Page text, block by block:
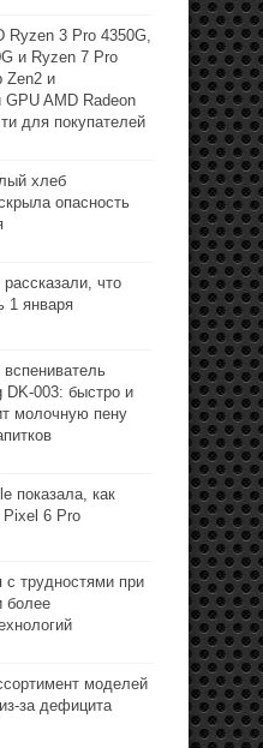
Ryzen 3 Pro 4350G,
и Ryzen 7 Pro
Zen2 и
GPU AMD Radeon
для покупателей
хлеб
опасность
что
1 января
DK-003: быстро и
молочную пену
показала, как
Pixel 6 Pro
с трудностями при
более
моделей
за дефицита